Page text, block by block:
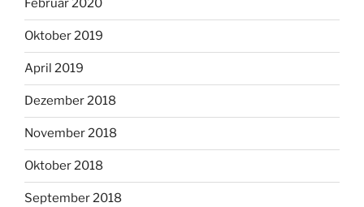
Februar 2020
Oktober 2019
April 2019
Dezember 2018
November 2018
Oktober 2018
September 2018